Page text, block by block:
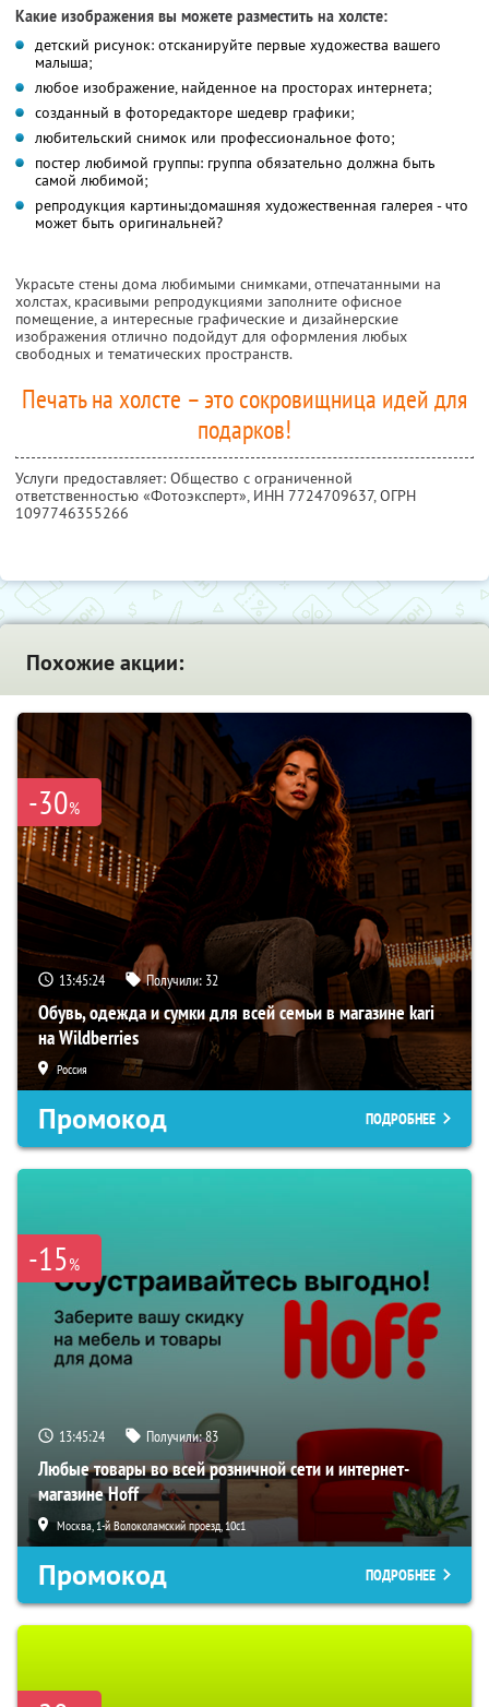
Какие изображения вы можете разместить на холсте:
детский рисунок: отсканируйте первые художества вашего
малыша;
любое изображение, найденное на просторах интернета;
созданный в фоторедакторе шедевр графики;
любительский снимок или профессиональное фото;
постер любимой группы: группа обязательно должна быть
самой любимой;
репродукция картины:домашняя художественная галерея - что
может быть оригинальней?
Украсьте стены дома любимыми снимками, отпечатанными на
холстах, красивыми репродукциями заполните офисное
помещение, а интересные графические и дизайнерские
изображения отлично подойдут для оформления любых
свободных и тематических пространств.
Печать на холсте – это сокровищница идей для
подарков!
Услуги предоставляет: Общество с ограниченной
ответственностью «Фотоэксперт», ИНН 7724709637, ОГРН
1097746355266
Похожие акции:
-30%
13:45:23 Получили: 32
Обувь, одежда и сумки для всей семьи в магазине kari
на Wildberries
Россия
Промокод ПОДРОБНЕЕ
-15%
13:45:23 Получили:83
Любые товары во всей розничной сети и интернет-
магазине Hoff
Москва, 1-й Волоколамский проезд, 10с1
Промокод ПОДРОБНЕЕ